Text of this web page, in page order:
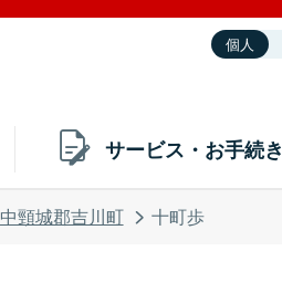
個人
サービス・お手続き
中頸城郡吉川町 十町歩